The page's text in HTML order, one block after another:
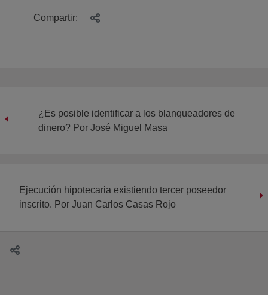
Compartir:
¿Es posible identificar a los blanqueadores de
dinero? Por José Miguel Masa
Ejecución hipotecaria existiendo tercer poseedor
inscrito. Por Juan Carlos Casas Rojo